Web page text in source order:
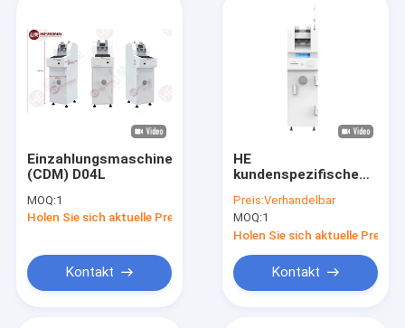
Einzahlungsmaschine
(CDM) D04L
MOQ:1
Holen Sie sich aktuelle Preis
Kontakt
HE
kundenspezifische
Stand of Cash
Deposit Machine
Preis:Verhandelbar
MOQ:1
Holen Sie sich aktuelle Preis
Kontakt